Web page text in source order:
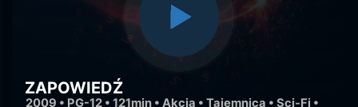
ZAPOWIEDŹ
2009 • PG-12 • 121min • Akcja • Tajemnica • Sci-Fi •